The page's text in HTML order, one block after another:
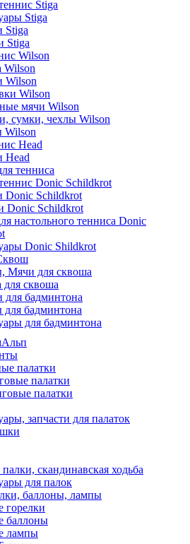
Stiga
Stiga
Stiga
Stiga
Wilson
Wilson
Wilson
Wilson
мячи Wilson
сумки, чехлы Wilson
Wilson
Head
Head
тенниса
Donic Schildkrot
Donic Schildkrot
Donic Schildkrot
настольного тенниса Donic
Donic Shildkrot
Мячи для сквоша
для сквоша
для бадминтона
бадминтона
для бадминтона
палатки
палатки
палатки
запчасти для палаток
скандинавская ходьба
для палок
баллоны, лампы
горелки
баллоны
лампы